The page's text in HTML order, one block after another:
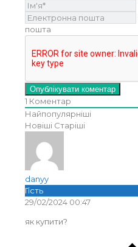
пошта
1 Коментар
Найпопулярніші
Новіші Старіші
danyy
Гість
29/02/2024 00:47
як купити?